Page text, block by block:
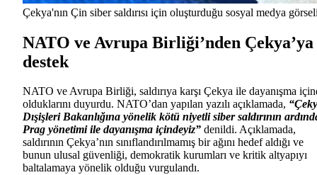
Çekya'nın Çin siber saldırısı için oluşturduğu sosyal medya
NATO ve Avrupa Birliği’nden Çekya’ya
destek
NATO ve Avrupa Birliği, saldırıya karşı Çekya ile dayanışma
olduklarını duyurdu. NATO’dan yapılan yazılı açıklamada,
Dışişleri Bakanlığına yönelik kötü niyetli siber saldırının
Prag yönetimi ile dayanışma içindeyiz” denildi. Açıklamada,
saldırının Çekya’nın sınıflandırılmamış bir ağını hedef aldığı ve
bunun ulusal güvenliği, demokratik kurumları ve kritik altyapıyı
baltalamaya yönelik olduğu vurgulandı.